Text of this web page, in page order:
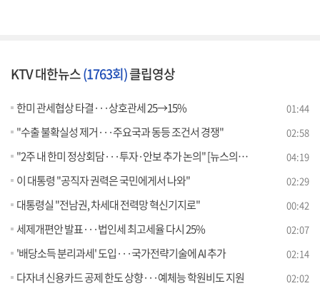
KTV 대한뉴스(1763회)클립영상
한미 관세협상 타결···상호관세 25→15% 01:44
"수출 불확실성 제거···주요국과 동등 조건서 경쟁" 02:58
"2주 내 한미 정상회담···투자·안보 추가 논의" [뉴스의 맥] 04:19
이 대통령 "공직자 권력은 국민에게서 나와" 02:29
대통령실 "전남권, 차세대 전력망 혁신기지로" 00:42
세제개편안 발표···법인세 최고세율 다시 25% 02:07
'배당소득 분리과세' 도입···국가전략기술에 AI 추가 02:14
다자녀 신용카드 공제 한도 상향···예체능 학원비도 지원 02:02